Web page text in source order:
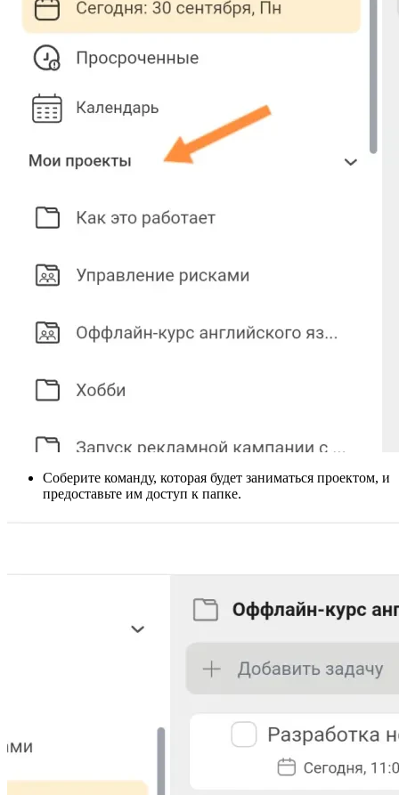
Соберите команду, которая будет заниматься проектом, и
предоставьте им доступ к папке.